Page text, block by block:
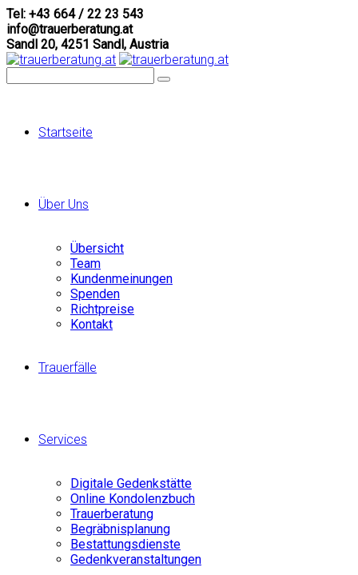
Tel: +43 664 / 22 23 543
info@trauerberatung.at
Sandl 20, 4251 Sandl, Austria
Startseite
Über Uns
Übersicht
Team
Kundenmeinungen
Spenden
Richtpreise
Kontakt
Trauerfälle
Services
Digitale Gedenkstätte
Online Kondolenzbuch
Trauerberatung
Begräbnisplanung
Bestattungsdienste
Gedenkveranstaltungen